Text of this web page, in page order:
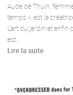
Aude de Thuin,
temps », est la
L’art du jardin et
est…
Lire la suite